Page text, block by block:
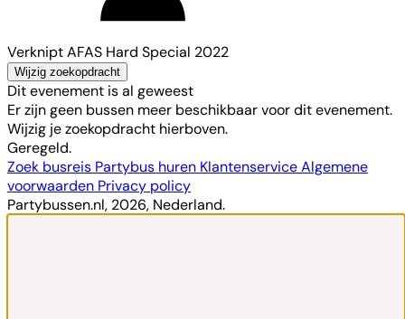
Verknipt AFAS Hard Special 2022
Wijzig zoekopdracht
Dit evenement is al geweest
Er zijn geen bussen meer beschikbaar voor dit evenement.
Wijzig je zoekopdracht hierboven.
Geregeld.
Zoek busreis Partybus huren KlantenserviceAlgemene
voorwaarden Privacy policy
Partybussen.nl, 2026, Nederland.